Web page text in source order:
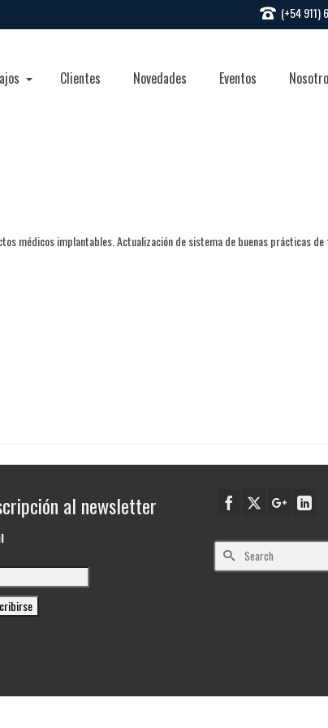
(+54 911)
Clientes Novedades Eventos
médicos implantables. Actualización de sistema de buenas prácticas
al newsletter
Search
for: